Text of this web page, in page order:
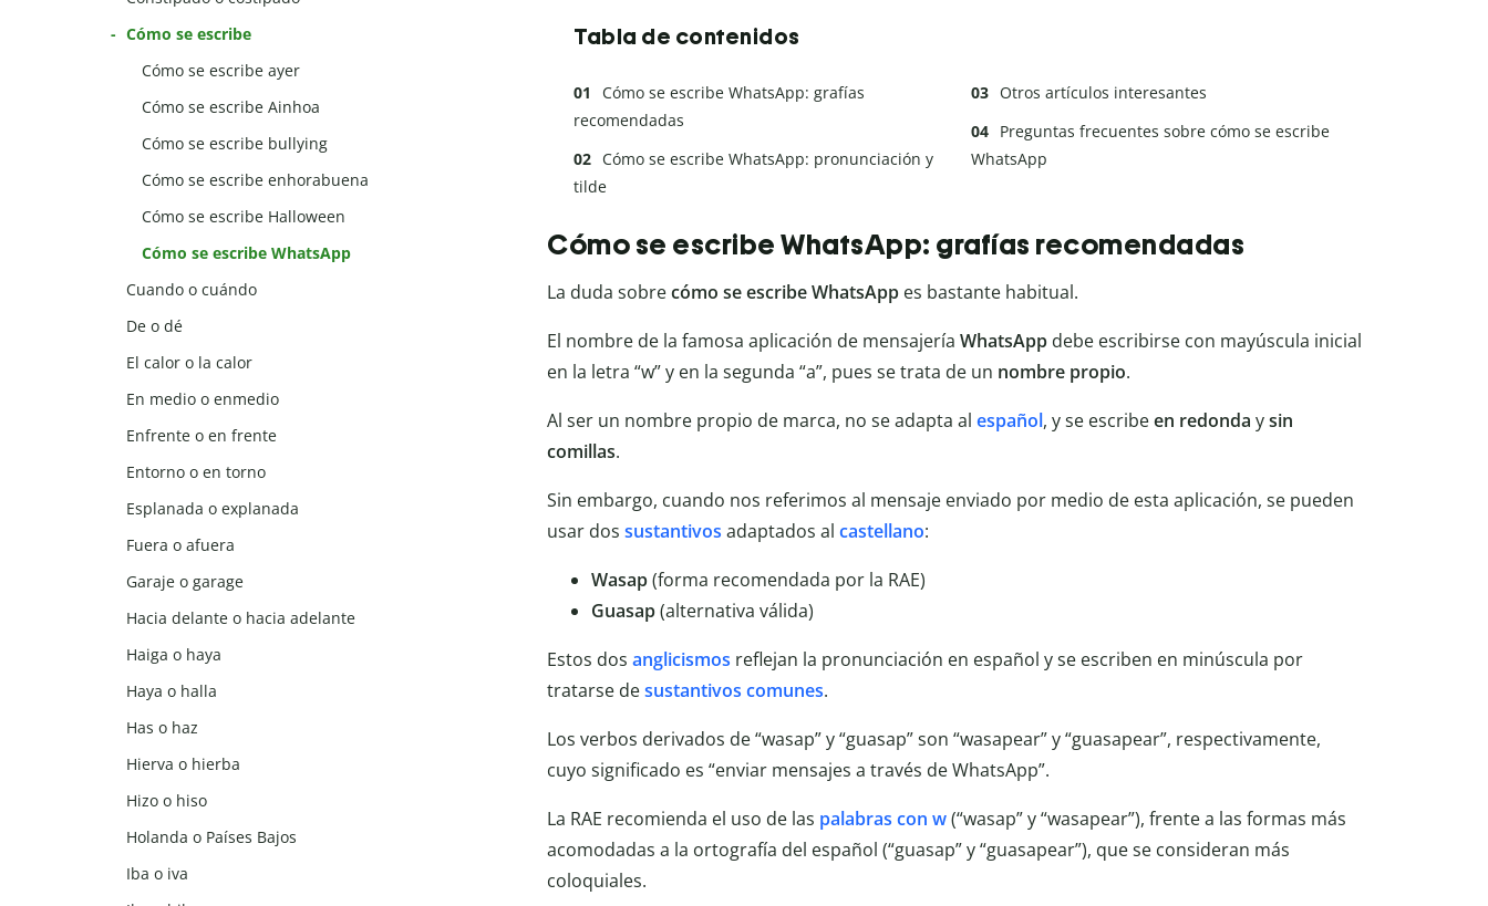
Tabla de contenidos
Cómo se escribe WhatsApp: grafías
recomendadas
Cómo se escribe WhatsApp: pronunciación y
tilde
Otros artículos interesantes
Preguntas frecuentes sobre cómo se escribe
WhatsApp
Cómo se escribe WhatsApp: grafías recomendadas
La duda sobrecómo se escribe WhatsApp es bastante habitual.
El nombre de la famosa aplicación de mensajería WhatsApp debe escribirse con mayúscula inicial
en la letra “w” y en la segunda “a”, pues se trata de un nombre propio.
Al ser un nombre propio de marca, no se adapta al español, y se escribeen redonda ysin
comillas.
Sin embargo, cuando nos referimos al mensaje enviado por medio de esta aplicación, se pueden
usar dos sustantivos adaptados al castellano:
Wasap(forma recomendada por la RAE)
Guasap(alternativa válida)
Estos dos anglicismos reflejan la pronunciación en español y se escriben en minúscula por
tratarse desustantivos comunes.
Los verbos derivados de “wasap” y “guasap” son “wasapear” y “guasapear”, respectivamente,
cuyo significado es “enviar mensajes a través de WhatsApp”.
La RAE recomienda el uso de las palabras con w(“wasap” y “wasapear”), frente a las formas más
acomodadas a la ortografía del español (“guasap” y “guasapear”), que se consideran más
coloquiales.
Cómo se escribe
Cómo se escribe ayer
Cómo se escribe Ainhoa
Cómo se escribe bullying
Cómo se escribe enhorabuena
Cómo se escribe Halloween
Cómo se escribe WhatsApp
Cuando o cuándo
De o dé
El calor o la calor
En medio o enmedio
Enfrente o en frente
Entorno o en torno
Esplanada o explanada
Fuera o afuera
Garaje o garage
Hacia delante o hacia adelante
Haiga o haya
Haya o halla
Has o haz
Hierva o hierba
Hizo o hiso
Holanda o Países Bajos
Iba o iva